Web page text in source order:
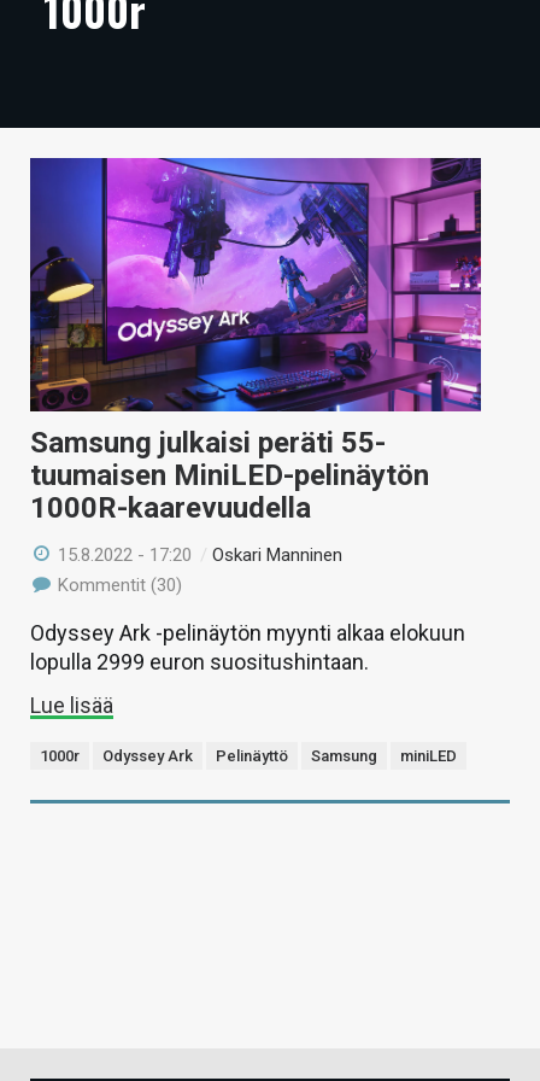
ARTIKKELIT
TECHBBS
KAUPPA
VAIHDA TEEMA
HAKU
Samsung julkaisi peräti 55-
tuumaisen MiniLED-pelinäytön
1000R-kaarevuudella
15.8.2022 - 17:20 /Oskari Manninen
Kommentit (30)
Odyssey Ark -pelinäytön myynti alkaa elokuun
lopulla 2999 euron suositushintaan.
Lue lisää
1000r Odyssey Ark Pelinäyttö Samsung miniLED